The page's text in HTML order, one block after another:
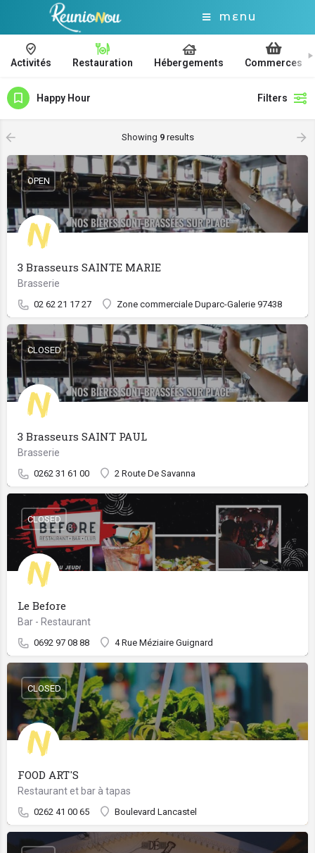
MENU
Activités Restauration Hébergements Commerces
Happy Hour Filters
Showing 9results
3 Brasseurs SAINTE MARIE
Brasserie
02 62 21 17 27 Zone commerciale Duparc-Galerie 97438
OPEN
3 Brasseurs SAINT PAUL
Brasserie
0262 31 61 00 2 Route De Savanna
CLOSED
Le Before
Bar - Restaurant
0692 97 08 88 4 Rue Méziaire Guignard
CLOSED
FOOD ART'S
Restaurant et bar à tapas
0262 41 00 65 Boulevard Lancastel
CLOSED